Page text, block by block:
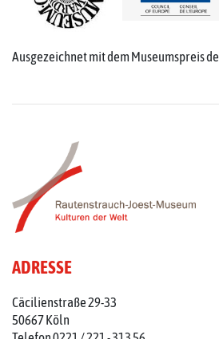
Ausgezeichnet mit dem Museumspreis
ADRESSE
Cäcilienstraße 29-33
50667 Köln